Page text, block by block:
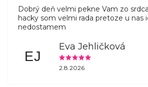
Dobrý deň velmi pekne Vam zo
hacky som velmi rada pretoze u nas
nedostamem
EJ
Eva Jehličková
2.8.2026